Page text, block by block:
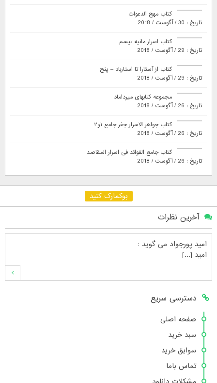
کتاب مهج الدعوات
تاریخ : 30 / آگوست / 2018
کتاب اسرار مانیه تیسم
تاریخ : 29 / آگوست / 2018
کتاب از آستارا تا استارباد – پنج
تاریخ : 29 / آگوست / 2018
مجموعه کتابهای میرداماد
تاریخ : 26 / آگوست / 2018
کتاب جواهر الاسرار جفر جامع ۱و۲
تاریخ : 26 / آگوست / 2018
کتاب جامع الفوائد فی اسرار المقاصد
تاریخ : 26 / آگوست / 2018
بوکمارک کنید
آخرین نظرات
امید پورجواد می گوید :
امید [...]
محمدشهنوازیمی گوید :
سلام بنده محمد شهنوازی فقط بوسیله ا [...]
محمدمی گوید :
سلام تعداد کتاب۶در سایت زیاد نیست [...]
دسترسی سریع
صفحه اصلی
سبد خرید
سوابق خرید
تماس باما